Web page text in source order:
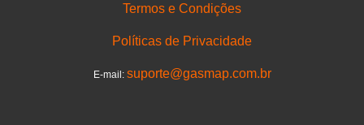
Termos e Condições
Políticas de Privacidade
E-mail: suporte@gasmap.com.br